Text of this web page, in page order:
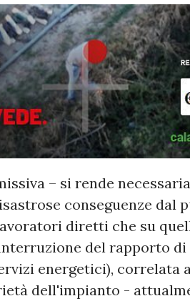
– si rende
conseguenze dal
diretti che su
del rapporto di
energetici), correlata
dell'impianto -